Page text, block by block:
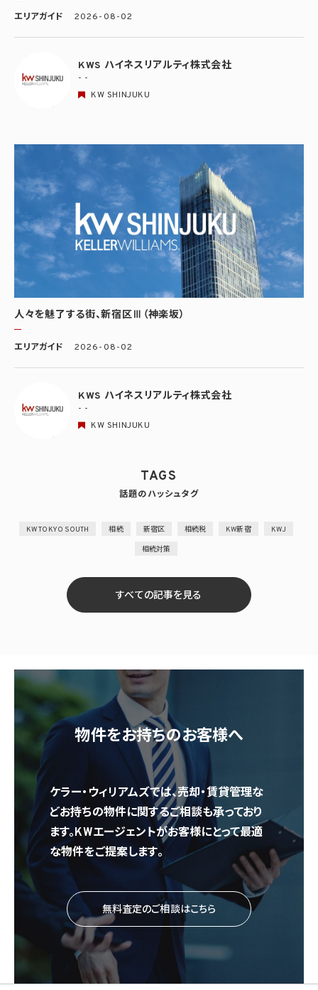
エリアガイド 2026-08-02
KWS ハイネスリアルティ株式会社
- -
KW SHINJUKU
人々を魅了する街、新宿区Ⅲ（神楽坂）
エリアガイド 2026-08-02
KWS ハイネスリアルティ株式会社
- -
KW SHINJUKU
TAGS
話題のハッシュタグ
KW TOKYO SOUTH 相続 新宿区 相続税 KW新宿 KWJ
相続対策
すべての記事を見る
物件をお持ちのお客様へ
ケラー・ウィリアムズでは、売却・賃貸管理な
どお持ちの物件に関するご相談も承っており
ます。KWエージェントがお客様にとって最適
な物件をご提案します。
無料査定のご相談はこちら